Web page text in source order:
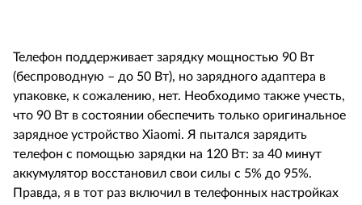
Телефон поддерживает зарядку мощностью 90 Вт
(беспроводную – до 50 Вт), но зарядного адаптера в
упаковке, к сожалению, нет. Необходимо также учесть,
что 90 Вт в состоянии обеспечить только оригинальное
зарядное устройство Xiaomi. Я пытался зарядить
телефон с помощью зарядки на 120 Вт: за 40 минут
аккумулятор восстановил свои силы с 5% до 95%.
Правда, я в тот раз включил в телефонных настройках